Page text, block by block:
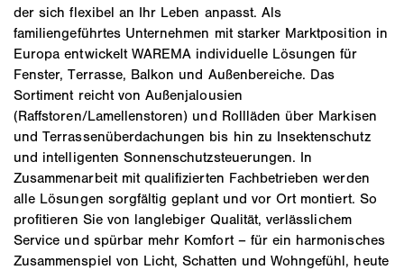
der sich flexibel an Ihr Leben anpasst. Als
familiengeführtes Unternehmen mit starker Marktposition in
Europa entwickelt WAREMA individuelle Lösungen für
Fenster, Terrasse, Balkon und Außenbereiche. Das
Sortiment reicht von Außenjalousien
(Raffstoren/Lamellenstoren) und Rollläden über Markisen
und Terrassenüberdachungen bis hin zu Insektenschutz
und intelligenten Sonnenschutzsteuerungen. In
Zusammenarbeit mit qualifizierten Fachbetrieben werden
alle Lösungen sorgfältig geplant und vor Ort montiert. So
profitieren Sie von langlebiger Qualität, verlässlichem
Service und spürbar mehr Komfort – für ein harmonisches
Zusammenspiel von Licht, Schatten und Wohngefühl, heute